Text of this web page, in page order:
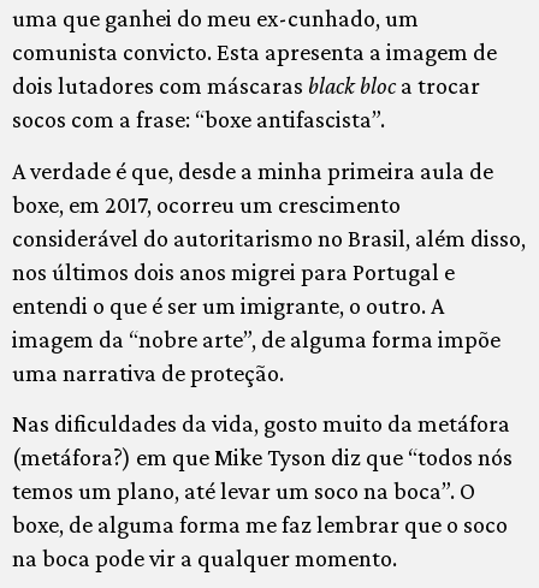
uma que ganhei do meu ex-cunhado, um
comunista convicto. Esta apresenta a imagem de
dois lutadores com máscaras black bloca trocar
socos com a frase: “boxe antifascista”.
A verdade é que, desde a minha primeira aula de
boxe, em 2017, ocorreu um crescimento
considerável do autoritarismo no Brasil, além disso,
nos últimos dois anos migrei para Portugal e
entendi o que é ser um imigrante, o outro. A
imagem da “nobre arte”, de alguma forma impõe
uma narrativa de proteção.
Nas dificuldades da vida, gosto muito da metáfora
(metáfora?) em que Mike Tyson diz que “todos nós
temos um plano, até levar um soco na boca”. O
boxe, de alguma forma me faz lembrar que o soco
na boca pode vir a qualquer momento.